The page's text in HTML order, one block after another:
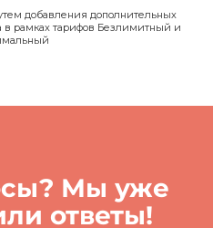
добавления дополнительных
в рамках тарифов Безлимитный и
Мы уже
ответы!